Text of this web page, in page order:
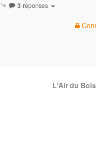
3 réponses
L'Air du Bois